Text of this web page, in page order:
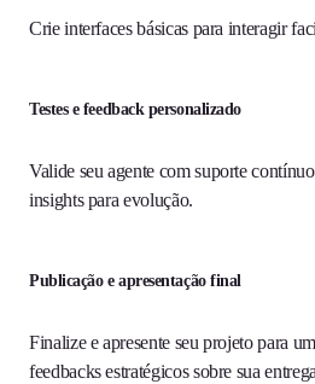
Crie interfaces básicas para interagir
Testes e feedback personalizado
Valide seu agente com suporte
insights para evolução.
Publicação e apresentação final
Finalize e apresente seu projeto para
feedbacks estratégicos sobre sua